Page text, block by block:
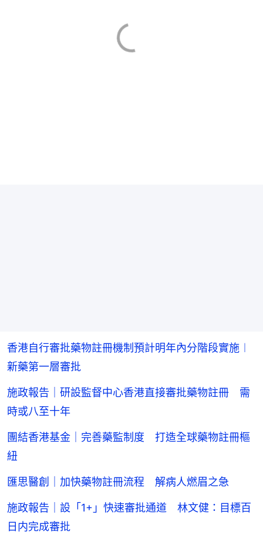
香港自行審批藥物註冊機制預計明年內分階段實施︱
新藥第一層審批
施政報告｜研設監督中心香港直接審批藥物註冊 需
時或八至十年
團結香港基金｜完善藥監制度 打造全球藥物註冊樞
紐
匯思醫創｜加快藥物註冊流程 解病人燃眉之急
施政報告｜設「1+」快速審批通道 林文健：目標百
日内完成審批